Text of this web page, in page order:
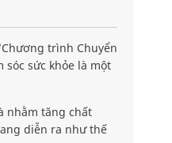
trình Chuyển
sức khỏe là một
nhằm tăng chất
diễn ra như thế